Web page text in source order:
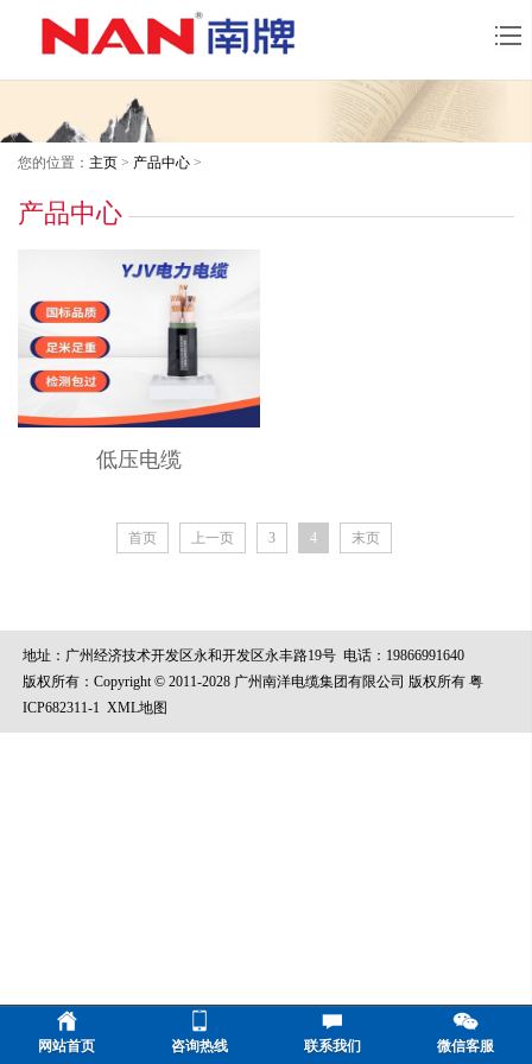
您的位置： 主页 > 产品中心 >
产品中心
低压电缆
首页 上一页 3 4 末页
地址：广州经济技术开发区永和开发区永丰路19号 电话：19866991640
版权所有：Copyright © 2011-2028 广州南洋电缆集团有限公司 版权所有 粤
ICP682311-1 XML地图
网站首页 咨询热线 联系我们 微信客服